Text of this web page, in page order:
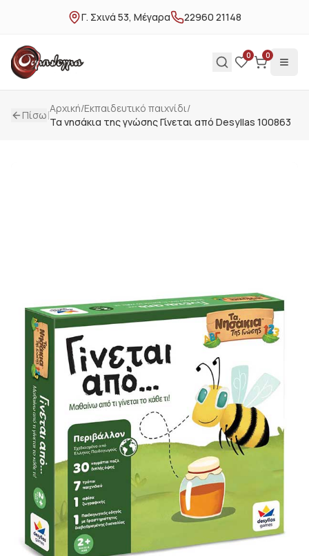
Γ. Σχινά 53, Μέγαρα 22960 21148
0 0
Πίσω|Αρχική/Εκπαιδευτικό παιχνίδι/
Τα νησάκια της γνώσης Γίνεται από Desyllas 100863